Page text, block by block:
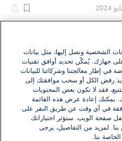
إسرائيل
متواصلة| تقارير: "إسرائيل تتسلم
مطالب حماس من قطر"
الشخصية ونصل إليها، مثل بيانات
جهازك. يُمكّن تحديد أوافق تقنيات
في إطار معالجتنا وشركائنا للبيانات
رفض الكل أو سحب موافقتك إلى
فقد لا تكون بعض المحتويات
يمكنك إعادة عرض هذه القائمة
في أي وقت عن طريق النقر على
صفحة الويب. ستؤثر اختياراتك
بنا. لمزيد من التفاصيل، يرجى
بنا.